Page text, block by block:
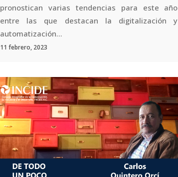
pronostican varias tendencias para este año
entre las que destacan la digitalización y
automatización...
11 febrero, 2023